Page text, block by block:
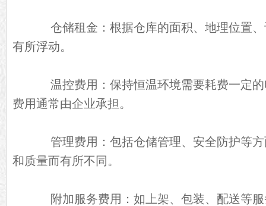
仓储租金：根据仓库的面积、地理位置、
有所浮动。
温控费用：保持恒温环境需要耗费一定的
费用通常由企业承担。
管理费用：包括仓储管理、安全防护等方
和质量而有所不同。
附加服务费用：如上架、包装、配送等服